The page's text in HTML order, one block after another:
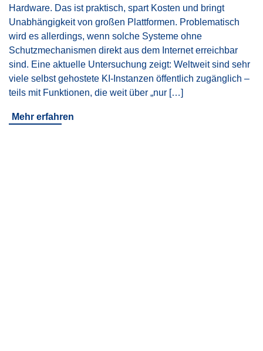
Hardware. Das ist praktisch, spart Kosten und bringt
Unabhängigkeit von großen Plattformen. Problematisch
wird es allerdings, wenn solche Systeme ohne
Schutzmechanismen direkt aus dem Internet erreichbar
sind. Eine aktuelle Untersuchung zeigt: Weltweit sind sehr
viele selbst gehostete KI-Instanzen öffentlich zugänglich –
teils mit Funktionen, die weit über „nur […]
Mehr erfahren